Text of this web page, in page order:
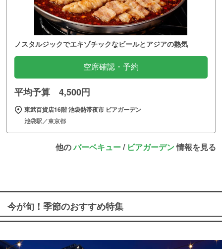
ノスタルジックでエキゾチックなビールとアジアの熱気
空席確認・予約
平均予算 4,500円
東武百貨店16階 池袋熱帯夜市 ビアガーデン
池袋駅／東京都
他のバーベキュー/ ビアガーデン情報を見る
今が旬！季節のおすすめ特集